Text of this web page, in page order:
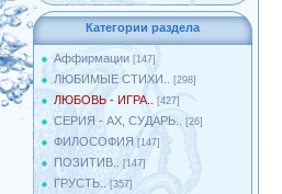
Категории раздела
Аффирмации [147]
ЛЮБИМЫЕ СТИХИ.. [298]
ЛЮБОВЬ - ИГРА.. [427]
СЕРИЯ - АХ, СУДАРЬ.. [26]
ФИЛОСОФИЯ [147]
ПОЗИТИВ.. [147]
ГРУСТЬ.. [357]